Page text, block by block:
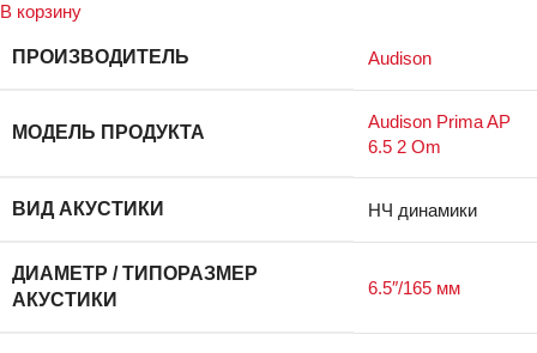
В корзину
ПРОИЗВОДИТЕЛЬ Audison
МОДЕЛЬ ПРОДУКТА
Audison Prima AP
6.5 2 Om
ВИД АКУСТИКИ НЧ динамики
ДИАМЕТР / ТИПОРАЗМЕР
АКУСТИКИ
6.5″/165 мм